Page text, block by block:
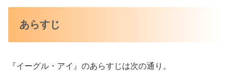
あらすじ
『イーグル・アイ』のあらすじは次の通り。